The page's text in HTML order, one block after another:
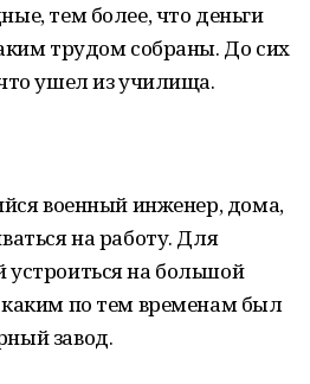
тем более, что деньги
трудом собраны. До сих
ушел из училища.
военный инженер, дома,
на работу. Для
на большой
по тем временам был
завод.